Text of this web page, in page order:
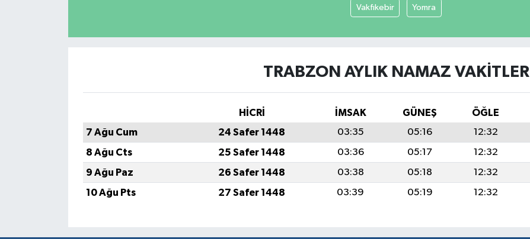
Vakfıkebir Yomra
TRABZON AYLIK NAMAZ VAKITLERI
HİCRİ İMSAK GÜNEŞ ÖĞLE
7 Ağu Cum
24 Safer 1448 03:35 05:16 12:32
8 Ağu Cts
25 Safer 1448 03:36 05:17 12:32
9 Ağu Paz
26 Safer 1448 03:38 05:18 12:32
10 Ağu Pts
27 Safer 1448 03:39 05:19 12:32